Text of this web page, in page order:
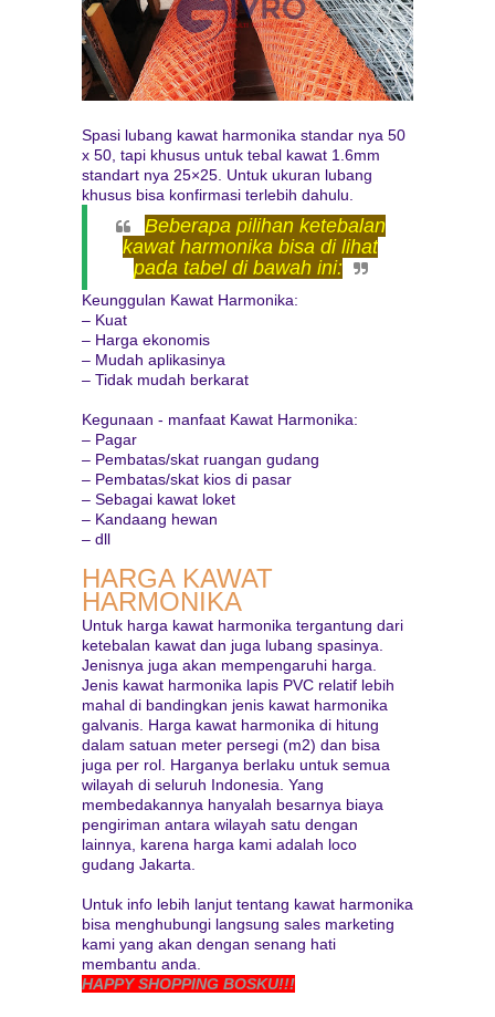
Spasi lubang kawat harmonika standar nya 50
x 50, tapi khusus untuk tebal kawat 1.6mm
standart nya 25×25. Untuk ukuran lubang
khusus bisa konfirmasi terlebih dahulu.
Beberapa pilihan ketebalan
kawat harmonika bisa di lihat
pada tabel di bawah ini:
Keunggulan Kawat Harmonika:
– Kuat
– Harga ekonomis
– Mudah aplikasinya
– Tidak mudah berkarat
Kegunaan - manfaat Kawat Harmonika:
– Pagar
– Pembatas/skat ruangan gudang
– Pembatas/skat kios di pasar
– Sebagai kawat loket
– Kandaang hewan
– dll
HARGA KAWAT
HARMONIKA
Untuk harga kawat harmonika tergantung dari
ketebalan kawat dan juga lubang spasinya.
Jenisnya juga akan mempengaruhi harga.
Jenis kawat harmonika lapis PVC relatif lebih
mahal di bandingkan jenis kawat harmonika
galvanis. Harga kawat harmonika di hitung
dalam satuan meter persegi (m2) dan bisa
juga per rol. Harganya berlaku untuk semua
wilayah di seluruh Indonesia. Yang
membedakannya hanyalah besarnya biaya
pengiriman antara wilayah satu dengan
lainnya, karena harga kami adalah loco
gudang Jakarta.
Untuk info lebih lanjut tentang kawat harmonika
bisa menghubungi langsung sales marketing
kami yang akan dengan senang hati
membantu anda.
HAPPY SHOPPING BOSKU!!!